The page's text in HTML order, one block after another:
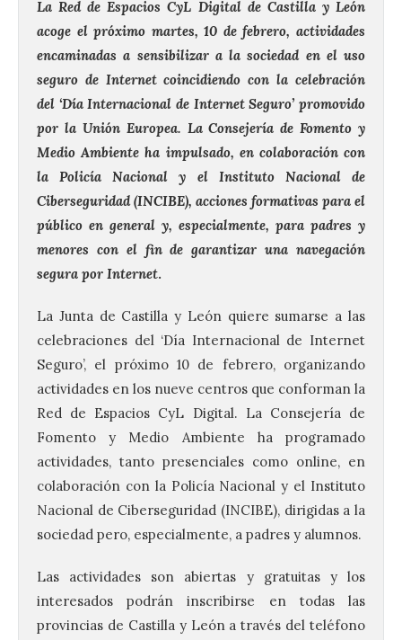
La Red de Espacios CyL Digital de Castilla y León
acoge el próximo martes, 10 de febrero, actividades
encaminadas a sensibilizar a la sociedad en el uso
seguro de Internet coincidiendo con la celebración
del ‘Día Internacional de Internet Seguro’ promovido
por la Unión Europea. La Consejería de Fomento y
Medio Ambiente ha impulsado, en colaboración con
la Policía Nacional y el Instituto Nacional de
Ciberseguridad (INCIBE), acciones formativas para el
público en general y, especialmente, para padres y
menores con el fin de garantizar una navegación
segura por Internet.
La Junta de Castilla y León quiere sumarse a las
celebraciones del ‘Día Internacional de Internet
Seguro’, el próximo 10 de febrero, organizando
actividades en los nueve centros que conforman la
Red de Espacios CyL Digital. La Consejería de
Fomento y Medio Ambiente ha programado
actividades, tanto presenciales como online, en
colaboración con la Policía Nacional y el Instituto
Nacional de Ciberseguridad (INCIBE), dirigidas a la
sociedad pero, especialmente, a padres y alumnos.
Las actividades son abiertas y gratuitas y los
interesados podrán inscribirse en todas las
provincias de Castilla y León a través del teléfono